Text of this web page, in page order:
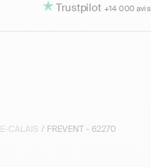
Trustpilot +14 000 avis
CALAIS / FREVENT - 62270